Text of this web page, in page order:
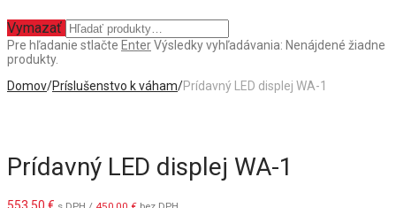
Vymazať
Pre hľadanie stlačte EnterVýsledky vyhľadávania: Nenájdené žiadne
produkty.
Domov/Príslušenstvo k váham/Prídavný LED displej WA-1
Prídavný LED displej WA-1
553,50 €